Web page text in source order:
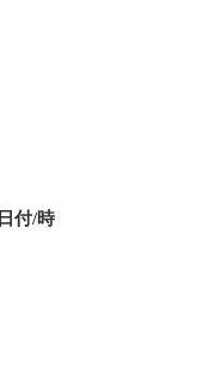
日付/時